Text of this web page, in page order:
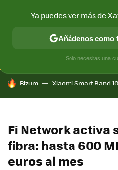
CONECTIVIDAD MÓVIL Y
HOY SE HABLA DE
Bizum Xiaomi Smart Band 10
Fi Network activa
fibra: hasta 600
euros al mes
Ya puedes ver más de
Añádenos como
Solo necesitas una